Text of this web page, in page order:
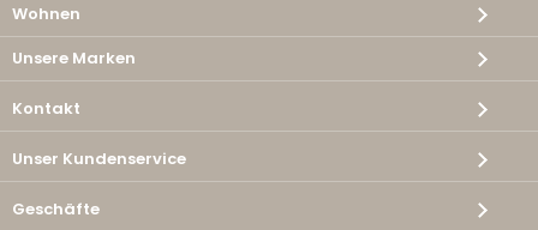
Wohnen
Unsere Marken
Kontakt
Unser Kundenservice
Geschäfte